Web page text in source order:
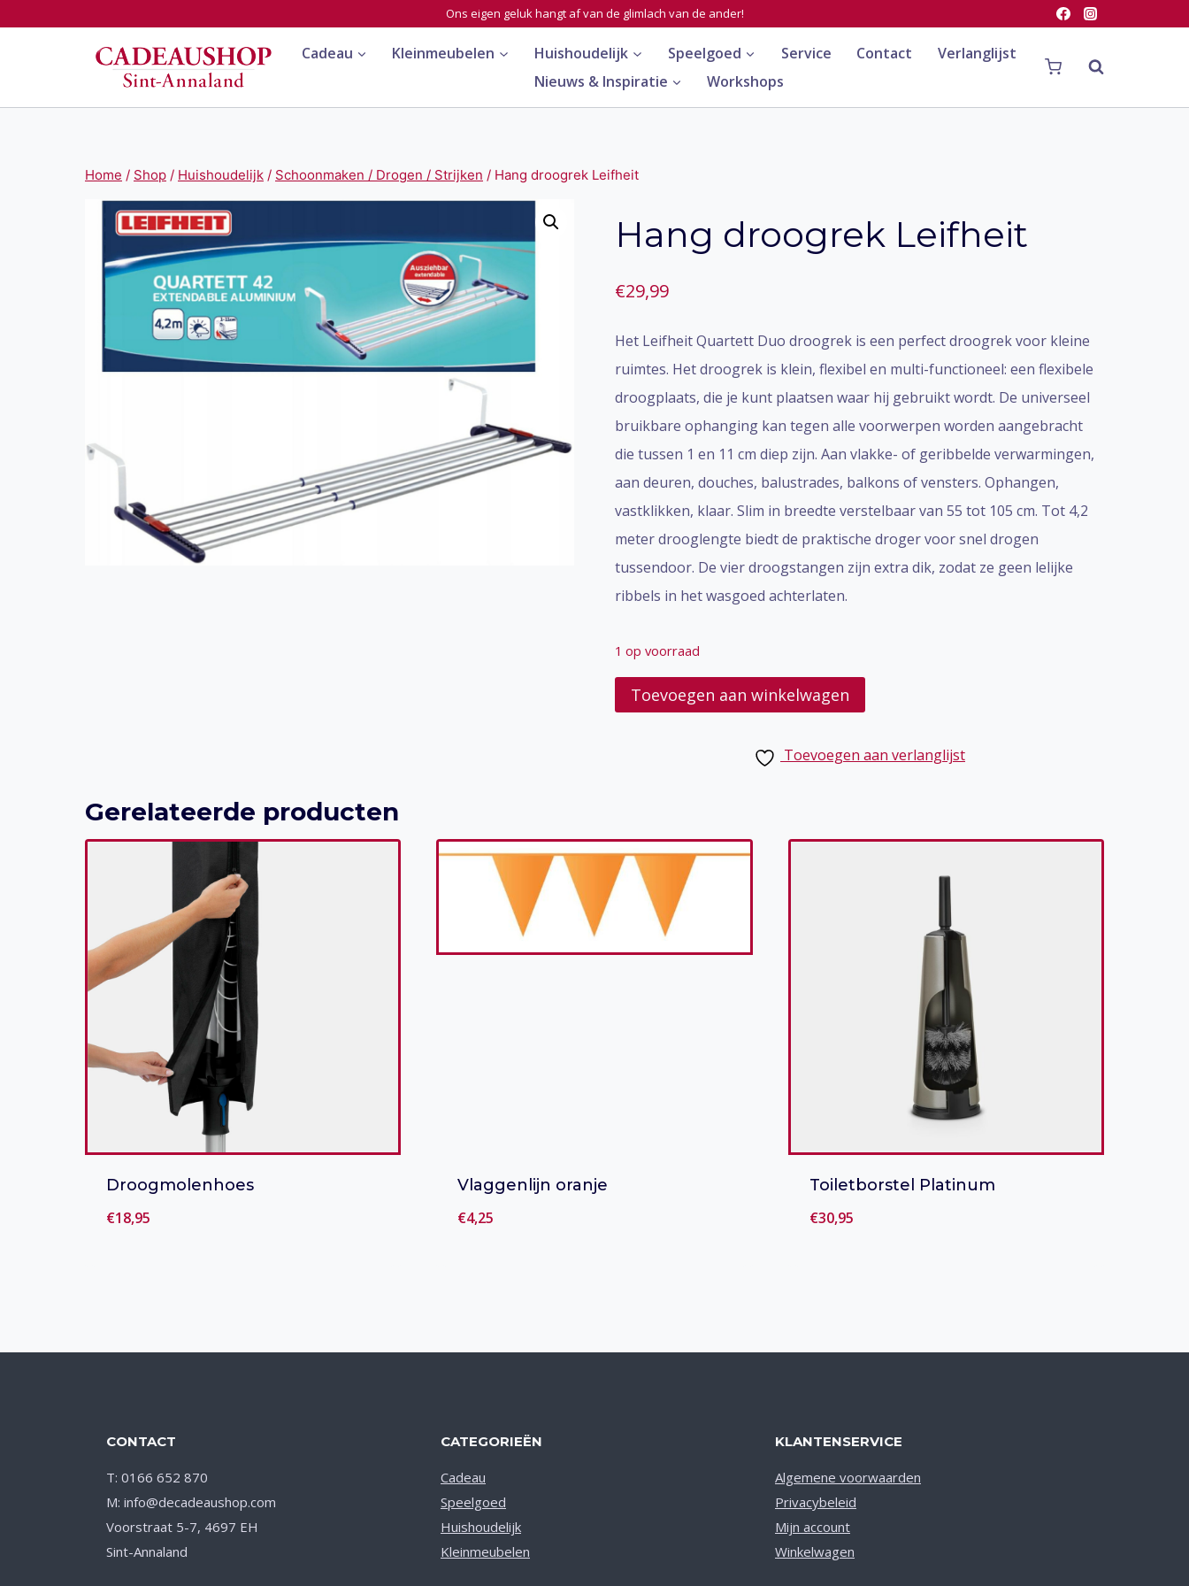
Ons eigen geluk hangt af van de glimlach van de ander!
Cadeau Kleinmeubelen Huishoudelijk Speelgoed Service Contact
Verlanglijst
Nieuws & Inspiratie
Workshops
Home / Shop / Huishoudelijk / Schoonmaken / Drogen / Strijken / Hang droogrek Leifheit
Hang droogrek Leifheit
€29,99
Het Leifheit Quartett Duo droogrek is een perfect droogrek voor kleine
ruimtes. Het droogrek is klein, flexibel en multi-functioneel: een flexibele
droogplaats, die je kunt plaatsen waar hij gebruikt wordt. De universeel
bruikbare ophanging kan tegen alle voorwerpen worden aangebracht
die tussen 1 en 11 cm diep zijn. Aan vlakke- of geribbelde verwarmingen,
aan deuren, douches, balustrades, balkons of vensters. Ophangen,
vastklikken, klaar. Slim in breedte verstelbaar van 55 tot 105 cm. Tot 4,2
meter drooglengte biedt de praktische droger voor snel drogen
tussendoor. De vier droogstangen zijn extra dik, zodat ze geen lelijke
ribbels in het wasgoed achterlaten.
1 op voorraad
Hang
droogrek
Toevoegen aan winkelwagen
Toevoegen aan verlanglijst
Gerelateerde producten
Droogmolenhoes
€18,95
Vlaggenlijn oranje
€4,25
Toiletborstel Platinum
€30,95
CONTACT
T: 0166 652 870
M: info@decadeaushop.com
Voorstraat 5-7, 4697 EH
Sint-Annaland
CATEGORIEËN
Cadeau
Speelgoed
Huishoudelijk
Kleinmeubelen
KLANTENSERVICE
Algemene voorwaarden
Privacybeleid
Mijn account
Winkelwagen